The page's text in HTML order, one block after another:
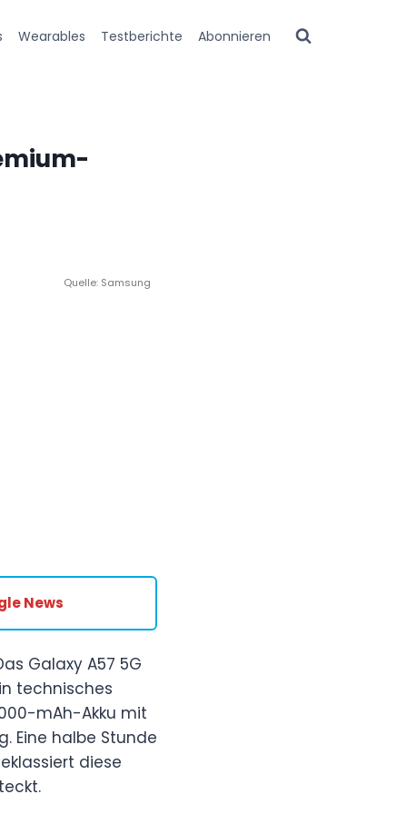
Wearables Testberichte Abonnieren
Quelle: Samsung
News
Galaxy A57 5G
technisches
mAh-Akku mit
Eine halbe Stunde
diese